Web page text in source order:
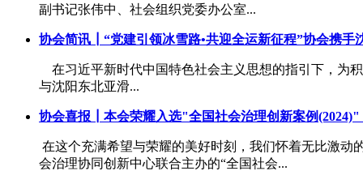
副书记张伟中、社会组织党委办公室...
协会简讯┃“党建引领冰雪路•共迎全运新征程”协会携手
在习近平新时代中国特色社会主义思想的指引下，为
与沈阳东北亚滑...
协会喜报┃本会荣耀入选"全国社会治理创新案例(2024)"
在这个充满希望与荣耀的美好时刻，我们怀着无比激动
会治理协同创新中心联合主办的“全国社会...